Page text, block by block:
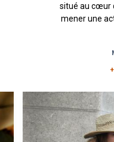
situé au cœur
mener une